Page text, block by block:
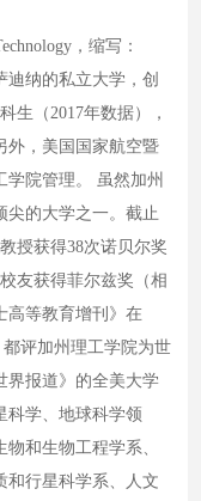
，缩写：
迪纳的私立大学，创
生（2017年数据），
外，美国国家航空暨
学院管理。 虽然加州
尖的大学之一。截止
授获得38次诺贝尔奖
友获得菲尔兹奖（相
高等教育增刊》在
都评加州理工学院为世
界报道》的全美大学
科学、地球科学领
和生物工程学系、
和行星科学系、人文